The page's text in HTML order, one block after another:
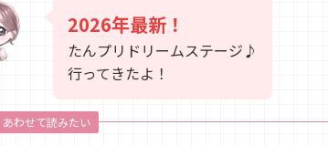
2026年最新！
たんプリドリームステージ♪
行ってきたよ！
あわせて読みたい